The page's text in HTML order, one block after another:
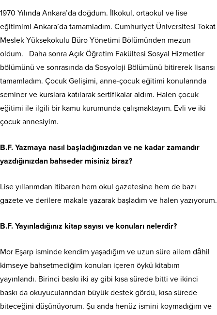
1970 Yılında Ankara’da doğdum. İlkokul, ortaokul ve lise
eğitimimi Ankara’da tamamladım. Cumhuriyet Üniversitesi Tokat
Meslek Yüksekokulu Büro Yönetimi Bölümünden mezun
oldum. Daha sonra Açık Öğretim Fakültesi Sosyal Hizmetler
bölümünü ve sonrasında da Sosyoloji Bölümünü bitirerek lisansı
tamamladım. Çocuk Gelişimi, anne-çocuk eğitimi konularında
seminer ve kurslara katılarak sertifikalar aldım. Halen çocuk
eğitimi ile ilgili bir kamu kurumunda çalışmaktayım. Evli ve iki
çocuk annesiyim.
B.F. Yazmaya nasıl başladığınızdan ve ne kadar zamandır
yazdığınızdan bahseder misiniz biraz?
Lise yıllarımdan itibaren hem okul gazetesine hem de bazı
gazete ve derilere makale yazarak başladım ve halen yazıyorum.
B.F. Yayınladığınız kitap sayısı ve konuları nelerdir?
Mor Eşarp isminde kendim yaşadığım ve uzun süre ailem dâhil
kimseye bahsetmediğim konuları içeren öykü kitabım
yayınlandı. Birinci baskı iki ay gibi kısa sürede bitti ve ikinci
baskı da okuyucularından büyük destek gördü, kısa sürede
biteceğini düşünüyorum. Şu anda henüz ismini koymadığım ve